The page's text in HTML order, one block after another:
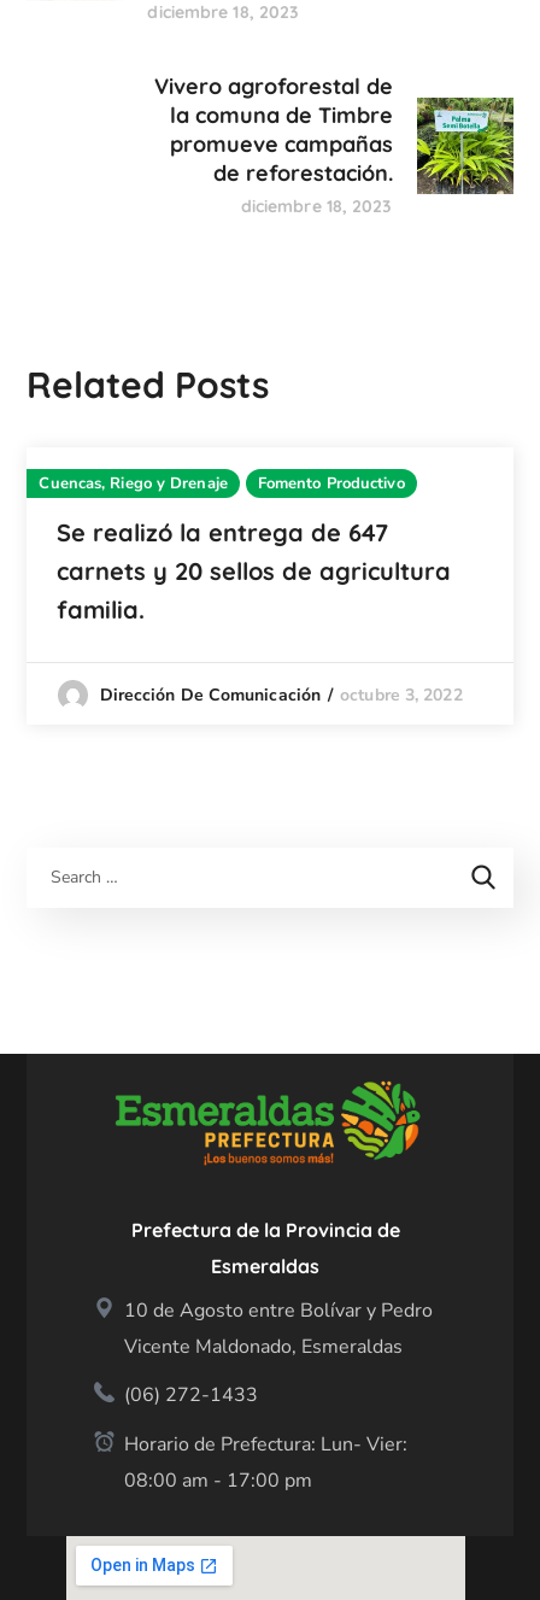
diciembre 18, 2023
Vivero agroforestal de
la comuna de Timbre
promueve campañas
de reforestación.
diciembre 18, 2023
Related Posts
Cuencas, Riego y Drenaje Fomento Productivo
Se realizó la entrega de 647
carnets y 20 sellos de agricultura
familia.
Dirección De Comunicación octubre 3, 2022
Prefectura de la Provincia de
Esmeraldas
10 de Agosto entre Bolívar y Pedro
Vicente Maldonado, Esmeraldas
(06) 272-1433
Horario de Prefectura: Lun- Vier:
08:00 am - 17:00 pm